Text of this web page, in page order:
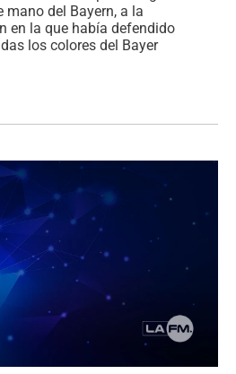
mano del Bayern, a la
en la que había defendido
los colores del Bayer